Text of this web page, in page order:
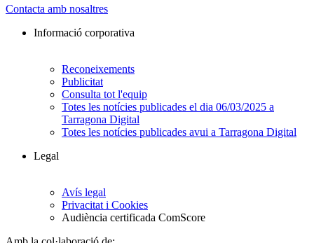
Contacta amb nosaltres
Informació corporativa
Reconeixements
Publicitat
Consulta tot l'equip
Totes les notícies publicades el dia 06/03/2025 a
Tarragona Digital
Totes les notícies publicades avui a Tarragona Digital
Legal
Avís legal
Privacitat i Cookies
Audiència certificada ComScore